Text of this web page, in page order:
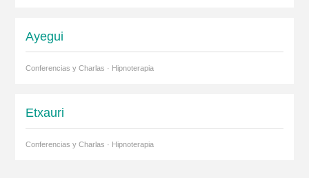
Ayegui
Conferencias y Charlas · Hipnoterapia
Etxauri
Conferencias y Charlas · Hipnoterapia